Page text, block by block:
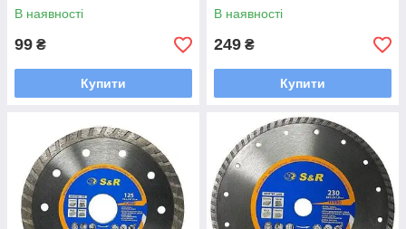
В наявності
99 ₴
Купити
В наявності
249 ₴
Купити